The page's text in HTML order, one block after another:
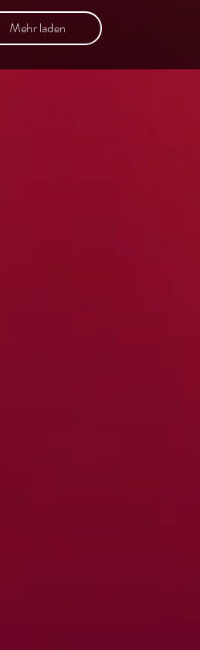
Mehr laden